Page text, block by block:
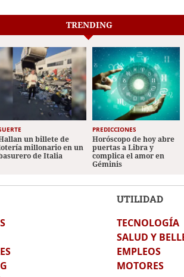
TRENDING
un billete de
millonario en un
de Italia
PREDICCIONES
Horóscopo de hoy abre
puertas a Libra y
complica el amor en
Géminis
UTILIDAD
TECNOLOGÍA
SALUD Y
EMPLEOS
MOTORES